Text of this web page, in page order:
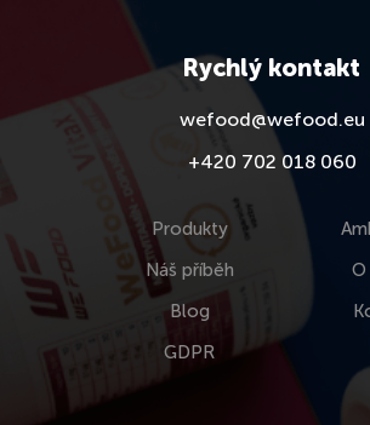
Rychlý kontakt
wefood@wefood.eu
+420 702 018 060
Produkty
Náš příběh
Blog
GDPR
O